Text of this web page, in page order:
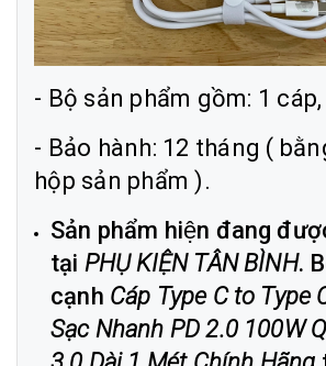
- Bộ sản phẩm gồm: 1
- Bảo hành: 12 tháng (
hộp sản phẩm ).
Sản phẩm hiện đang
tại PHỤ KIỆN TÂN BÌNH.
cạnh Cáp Type C to Type
Sạc Nhanh PD 2.0 100W